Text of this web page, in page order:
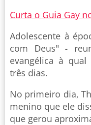
Curta o Guia Gay
Adolescente à
com Deus" -
evangélica à
três dias.
No primeiro dia,
menino que ele
que gerou